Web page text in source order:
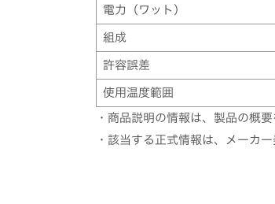
電力（ワット）
組成
許容誤差
使用温度範囲
・商品説明の情報は、製品の概
・該当する正式情報は、メーカ